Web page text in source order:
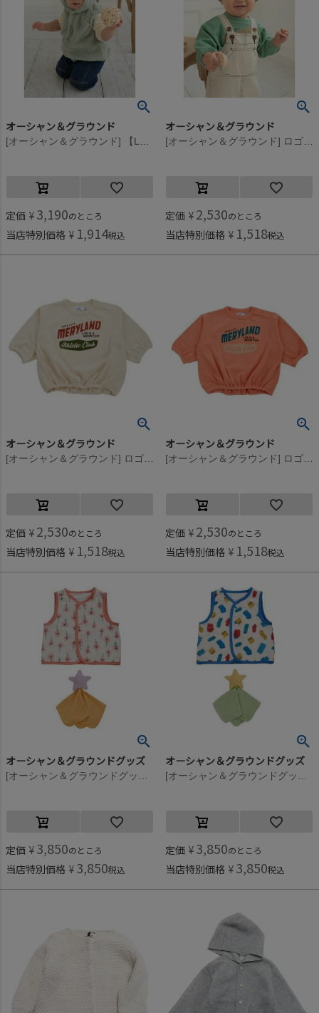
オーシャン＆グラウンド
[オーシャン＆グラウンド] 【La stella/ラステラ】アニマルフードベビーベスト ライトグリーン(LG)
定価 ¥ 3,190のところ
当店特別価格 ¥ 1,914税込
オーシャン＆グラウンド
[オーシャン＆グラウンド] ロゴプリントベビーバルーンTシャツ ライトグリーン(LG)
定価 ¥ 2,530のところ
当店特別価格 ¥ 1,518税込
オーシャン＆グラウンド
[オーシャン＆グラウンド] ロゴプリントベビーバルーンTシャツ アイボリー(IV)
定価 ¥ 2,530のところ
当店特別価格 ¥ 1,518税込
オーシャン＆グラウンド
[オーシャン＆グラウンド] ロゴプリントベビーバルーンTシャツ アプリコット(AP)
定価 ¥ 2,530のところ
当店特別価格 ¥ 1,518税込
オーシャン＆グラウンドグッズ
[オーシャン＆グラウンドグッズ] ベスト＆ハンカチラトルギフトSET ピンク(PK)
定価 ¥ 3,850のところ
当店特別価格 ¥ 3,850税込
オーシャン＆グラウンドグッズ
[オーシャン＆グラウンドグッズ] ベスト＆ハンカチラトルギフトSET ブルー(BL)
定価 ¥ 3,850のところ
当店特別価格 ¥ 3,850税込